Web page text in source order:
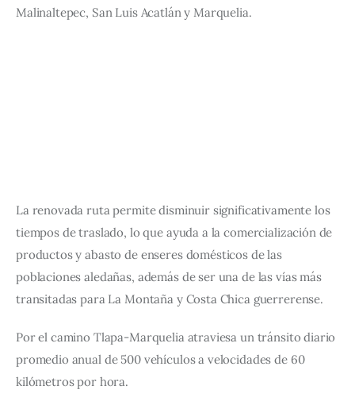
Malinaltepec, San Luis Acatlán y Marquelia.
La renovada ruta permite disminuir significativamente los
tiempos de traslado, lo que ayuda a la comercialización de
productos y abasto de enseres domésticos de las
poblaciones aledañas, además de ser una de las vías más
transitadas para La Montaña y Costa Chica guerrerense.
Por el camino Tlapa-Marquelia atraviesa un tránsito diario
promedio anual de 500 vehículos a velocidades de 60
kilómetros por hora.